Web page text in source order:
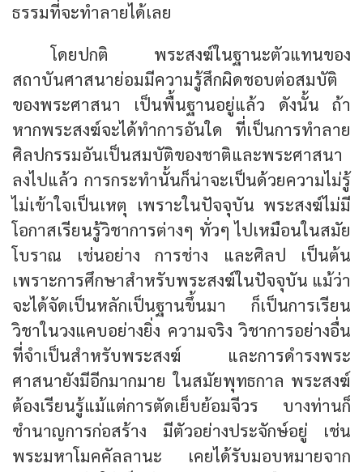
ธรรมที่จะทำลายได้เลย
โดยปกติ พระสงฆ์ในฐานะตัวแทนของ
สถาบันศาสนาย่อมมีความรู้สึกผิดชอบต่อสมบัติ
ของพระศาสนา เป็นพื้นฐานอยู่แล้ว ดังนั้น ถ้า
หากพระสงฆ์จะได้ทำการอันใด ที่เป็นการทำลาย
ศิลปกรรมอันเป็นสมบัติของชาติและพระศาสนา
ลงไปแล้ว การกระทำนั้นก็น่าจะเป็นด้วยความไม่รู้
ไม่เข้าใจเป็นเหตุ เพราะในปัจจุบัน พระสงฆ์ไม่มี
โอกาสเรียนรู้วิชาการต่างๆ ทั่วๆ ไปเหมือนในสมัย
โบราณ เช่นอย่าง การช่าง และศิลป เป็นต้น
เพราะการศึกษาสำหรับพระสงฆ์ในปัจจุบัน แม้ว่า
จะได้จัดเป็นหลักเป็นฐานขึ้นมา ก็เป็นการเรียน
วิชาในวงแคบอย่างยิ่ง ความจริง วิชาการอย่างอื่น
ที่จำเป็นสำหรับพระสงฆ์ และการดำรงพระ
ศาสนายังมีอีกมากมาย ในสมัยพุทธกาล พระสงฆ์
ต้องเรียนรู้แม้แต่การตัดเย็บย้อมจีวร บางท่านก็
ชำนาญการก่อสร้าง มีตัวอย่างประจักษ์อยู่ เช่น
พระมหาโมคคัลลานะ เคยได้รับมอบหมายจาก